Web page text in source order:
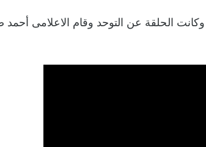
الحلقة عن التوحد وقام الاعلامى